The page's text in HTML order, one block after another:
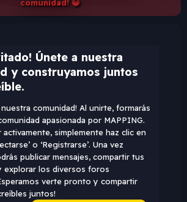
comunidad! 😀
Únete a nuestra
y construyamos juntos
comunidad! Al unirte, formarás
apasionada por MAPPING.
activamente, simplemente haz clic en
o ‘Registrarse’. Una vez
publicar mensajes, compartir tus
explorar los diversos foros
verte pronto y compartir
juntos!